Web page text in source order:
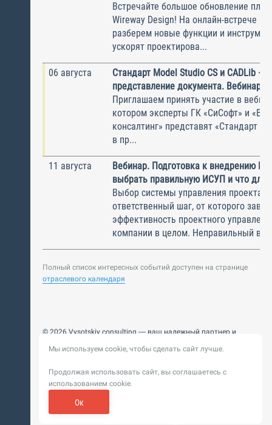
Встречайте большое обновление
Wireway Design! На онлайн-встрече
разберем новые функции и
ускорят проектирова...
06 августа
Стандарт Model Studio CS и CADLib —
представление документа. Вебинар
Приглашаем принять участие в
котором эксперты ГК «СиСофт» и
консалтинг» представят «Стандарт
в пр...
11 августа
Вебинар. Подготовка к внедрению
выбрать правильную ИСУП и что для
Выбор системы управления
ответственный шаг, от которого
эффективность проектного
компании в целом. Неправильный
Полный список интересных событий доступен на странице
отраслевого календаря
© 2026 Vysotskiy consulting — ваш надежный партнер и
Цифровизация, BIM, ИИ. Внедряем и оптимизируем
Пользовательское
соглашение
Политика обработки персональных
данных
Разработка сайта —
Мы используем cookie, чтобы сделать сайт лучше.
Продолжая использовать сайт, вы соглашаетесь с
использованием cookie.
Ок